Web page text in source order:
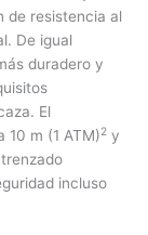
de resistencia al
De igual
duradero y
El
10 m (1 ATM)2 y
incluso